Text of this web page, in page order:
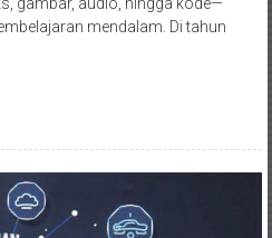
mendalam. Di tahun